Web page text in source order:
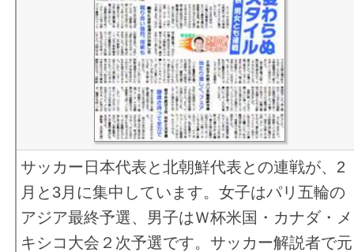
サッカー日本代表と北朝鮮代表との連戦が、2
月と3月に集中しています。女子はパリ五輪の
アジア最終予選、男子はＷ杯米国・カナダ・メ
キシコ大会２次予選です。サッカー解説者で元